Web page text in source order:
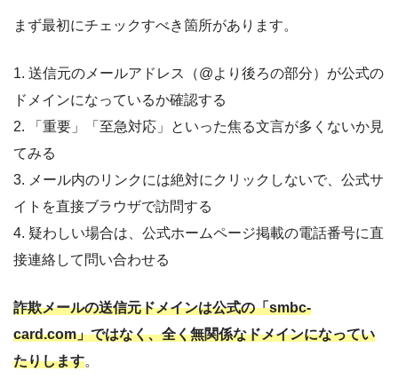
まず最初にチェックすべき箇所があります。
1. 送信元のメールアドレス（@より後ろの部分）が公式の
ドメインになっているか確認する
2. 「重要」「至急対応」といった焦る文言が多くないか見
てみる
3. メール内のリンクには絶対にクリックしないで、公式サ
イトを直接ブラウザで訪問する
4. 疑わしい場合は、公式ホームページ掲載の電話番号に直
接連絡して問い合わせる
詐欺メールの送信元ドメインは公式の「smbc-
card.com」ではなく、全く無関係なドメインになってい
たりします。